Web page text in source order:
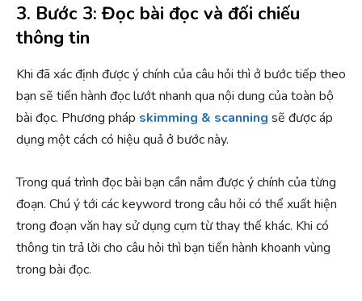
3. Bước 3: Đọc bài đọc và đối chiếu
thông tin
Khi đã xác định được ý chính của câu hỏi thì ở bước tiếp theo
bạn sẽ tiến hành đọc lướt nhanh qua nội dung của toàn bộ
bài đọc. Phương pháp skimming & scanning sẽ được áp
dụng một cách có hiệu quả ở bước này.
Trong quá trình đọc bài bạn cần nắm được ý chính của từng
đoạn. Chú ý tới các keyword trong câu hỏi có thể xuất hiện
trong đoạn văn hay sử dụng cụm từ thay thế khác. Khi có
thông tin trả lời cho câu hỏi thì bạn tiến hành khoanh vùng
trong bài đọc.